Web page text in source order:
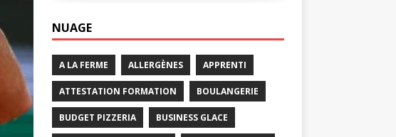
NUAGE
A LA FERME ALLERGÈNES APPRENTI
ATTESTATION FORMATION BOULANGERIE
BUDGET PIZZERIA BUSINESS GLACE